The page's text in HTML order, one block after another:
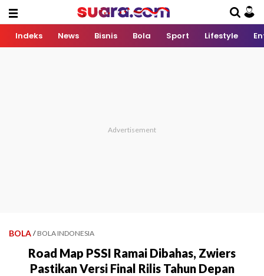
Indeks News Bisnis Bola Sport Lifestyle
BOLA / BOLA INDONESIA
Road Map PSSI Ramai Dibahas, Zwiers
Pastikan Versi Final Rilis Tahun Depan